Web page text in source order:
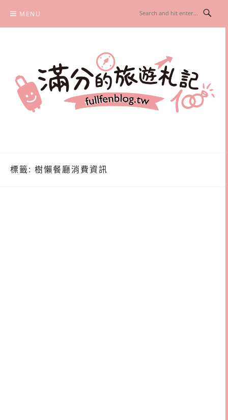
content
MENU
標籤: 樹懶餐廳消費資訊